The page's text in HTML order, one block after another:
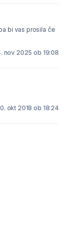
bi vas prosila če
nov 2025 ob 19:08
okt 2018 ob 18:24